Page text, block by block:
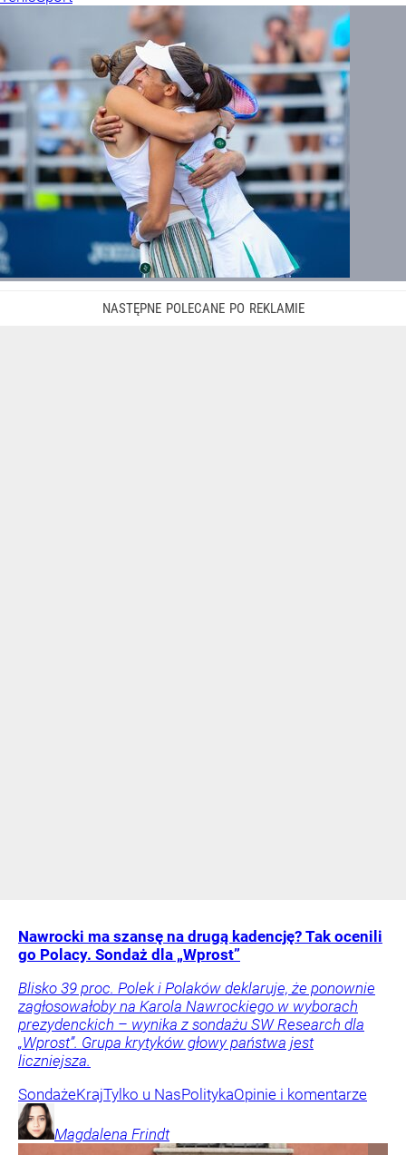
Nawrocki ma szansę na drugą kadencję? Tak ocenili
go Polacy. Sondaż dla „Wprost”
Blisko 39 proc. Polek i Polaków deklaruje, że ponownie
zagłosowałoby na Karola Nawrockiego w wyborach
prezydenckich – wynika z sondażu SW Research dla
„Wprost”. Grupa krytyków głowy państwa jest
liczniejsza.
SondażeKrajTylko u NasPolitykaOpinie i komentarze
Magdalena Frindt